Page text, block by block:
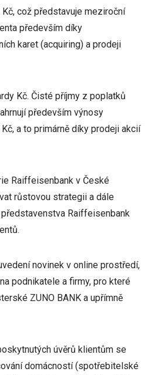
což představuje meziroční
především díky
karet (acquiring) a prodeji
Kč. Čisté příjmy z poplatků
především výnosy
a to primárně díky prodeji akcií
Raiffeisenbank v České
růstovou strategii a dále
Raiffeisenbank
novinek v online prostředí,
podnikatele a firmy, pro které
ZUNO BANK a upřímně
úvěrů klientům se
domácností (spotřebitelské